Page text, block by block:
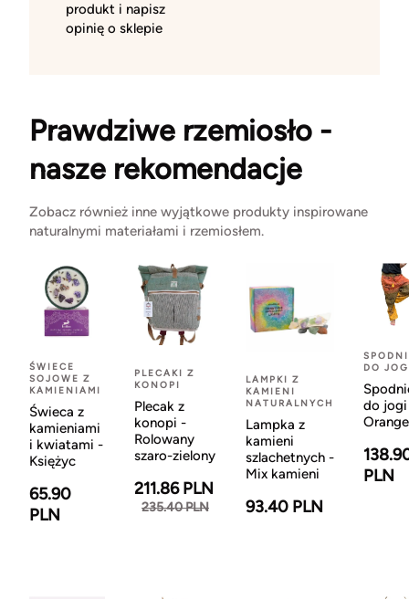
produkt i napisz
opinię o sklepie
Prawdziwe rzemiosło -
nasze rekomendacje
Zobacz również inne wyjątkowe produkty inspirowane
naturalnymi materiałami i rzemiosłem.
ŚWIECE
SOJOWE Z
KAMIENIAMI
Świeca z
kamieniami
i kwiatami -
Księżyc
65.90
PLN
PLECAKI Z
KONOPI
Plecak z
konopi -
Rolowany
szaro-zielony
211.86 PLN
235.40 PLN
LAMPKI Z
KAMIENI
NATURALNYCH
Lampka z
kamieni
szlachetnych -
Mix kamieni
93.40 PLN
DO
do
Orange
PLN